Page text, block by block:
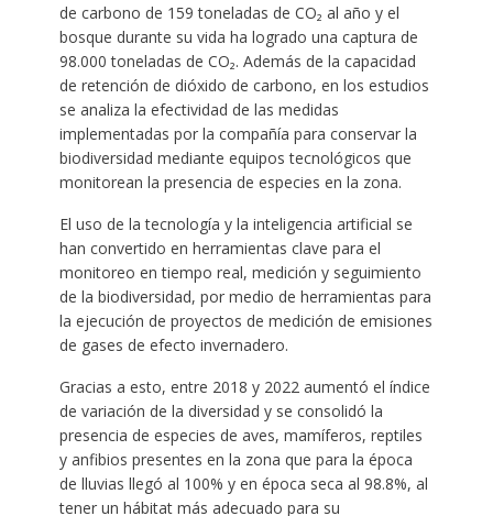
de carbono de 159 toneladas de CO₂ al año y el
bosque durante su vida ha logrado una captura de
98.000 toneladas de CO₂. Además de la capacidad
de retención de dióxido de carbono, en los estudios
se analiza la efectividad de las medidas
implementadas por la compañía para conservar la
biodiversidad mediante equipos tecnológicos que
monitorean la presencia de especies en la zona.
El uso de la tecnología y la inteligencia artificial se
han convertido en herramientas clave para el
monitoreo en tiempo real, medición y seguimiento
de la biodiversidad, por medio de herramientas para
la ejecución de proyectos de medición de emisiones
de gases de efecto invernadero.
Gracias a esto, entre 2018 y 2022 aumentó el índice
de variación de la diversidad y se consolidó la
presencia de especies de aves, mamíferos, reptiles
y anfibios presentes en la zona que para la época
de lluvias llegó al 100% y en época seca al 98.8%, al
tener un hábitat más adecuado para su